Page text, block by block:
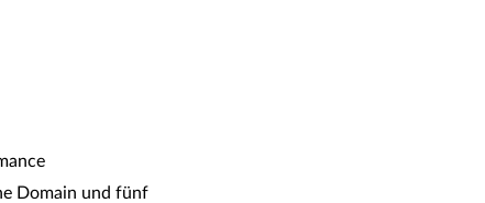
Domain und fünf